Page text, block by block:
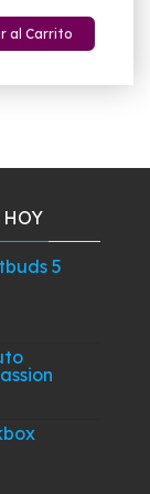
precio
actual
al Carrito
HOY
5